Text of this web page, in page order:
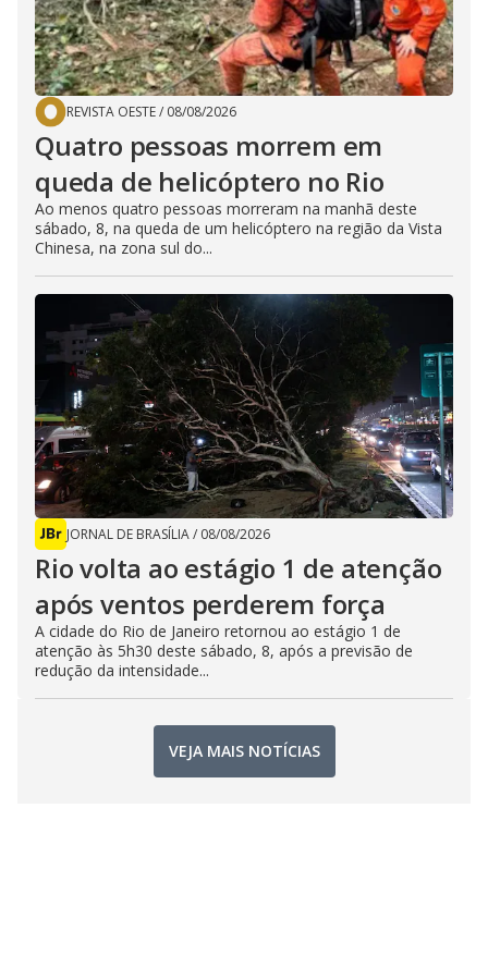
REVISTA OESTE/ 08/08/2026
Quatro pessoas morrem em
queda de helicóptero no Rio
Ao menos quatro pessoas morreram na manhã deste
sábado, 8, na queda de um helicóptero na região da Vista
Chinesa, na zona sul do...
JORNAL DE BRASÍLIA/ 08/08/2026
Rio volta ao estágio 1 de atenção
após ventos perderem força
A cidade do Rio de Janeiro retornou ao estágio 1 de
atenção às 5h30 deste sábado, 8, após a previsão de
redução da intensidade...
VEJA MAIS NOTÍCIAS